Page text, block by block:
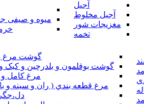
آجیل
آجیل مخلوط
مغزیجات شور
تخمه
میوه و صیفی
گوشت مرغ و
گوشت بوقلمون و بلدرچین و کبک
مرغ کامل
مرغ قطعه بندي ( ران و سينه و